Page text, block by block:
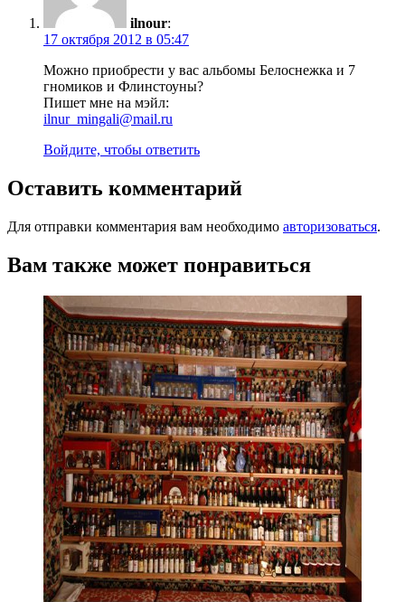
ilnour:
17 октября 2012 в 05:47
Можно приобрести у вас альбомы Белоснежка и 7
гномиков и Флинстоуны?
Пишет мне на мэйл:
ilnur_mingali@mail.ru
Войдите, чтобы ответить
Оставить комментарий
Для отправки комментария вам необходимо авторизоваться.
Вам также может понравиться